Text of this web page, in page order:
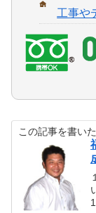
工事や
この記事を書い